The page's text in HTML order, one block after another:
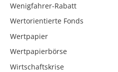
Wenigfahrer-Rabatt
Wertorientierte Fonds
Wertpapier
Wertpapierbörse
Wirtschaftskrise